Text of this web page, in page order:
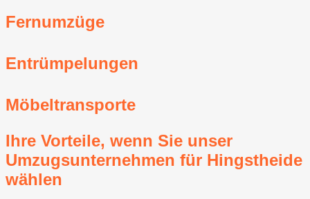
Fernumzüge
Entrümpelungen
Möbeltransporte
Ihre Vorteile, wenn Sie unser
Umzugsunternehmen für Hingstheide
wählen